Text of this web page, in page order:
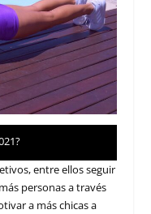
entre ellos seguir
personas a través
a más chicas a